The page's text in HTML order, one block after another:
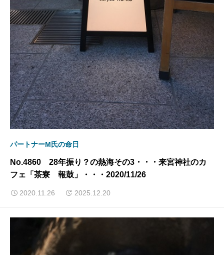
パートナーM氏の命日
No.4860 28年振り？の熱海その3・・・来宮神社のカ
フェ「茶寮 報鼓」・・・2020/11/26
2020.11.26 2025.12.20